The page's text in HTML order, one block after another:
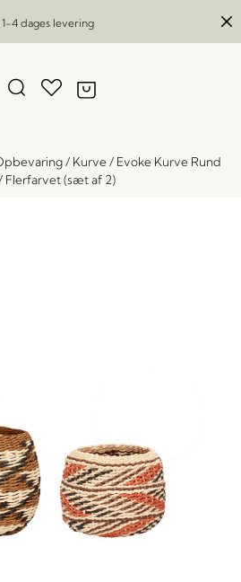
4 dages levering
/ Kurve/ Evoke Kurve Rund
Flerfarvet (sæt af 2)